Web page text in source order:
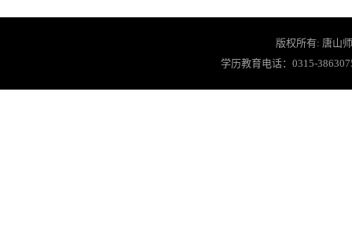
版权所有: 唐山
学历教育电话：0315-